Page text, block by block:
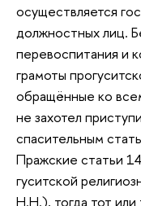
осуществляется
должностных лиц.
перевоспитания и
грамоты
обращённые ко
не захотел
спасительным
Пражские статьи
гуситской
Н.Н.), тогда тот